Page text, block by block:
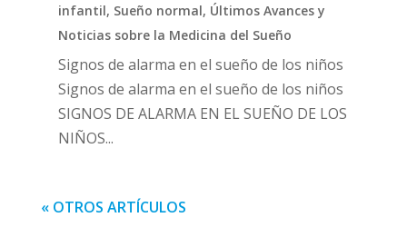
infantil, Sueño normal, Últimos Avances y
Noticias sobre la Medicina del Sueño
Signos de alarma en el sueño de los niños
Signos de alarma en el sueño de los niños
SIGNOS DE ALARMA EN EL SUEÑO DE LOS
NIÑOS...
« OTROS ARTÍCULOS